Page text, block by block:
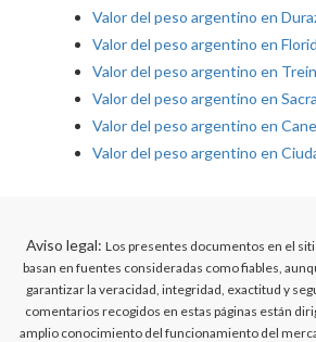
Valor del peso argentino en
Valor del peso argentino en
Valor del peso argentino en
Valor del peso argentino en
Valor del peso argentino en
Valor del peso argentino en
Aviso legal: Los presentes documentos en el
basan en fuentes consideradas como fiables,
garantizar la veracidad, integridad, exactitud y
comentarios recogidos en estas páginas están
amplio conocimiento del funcionamiento del